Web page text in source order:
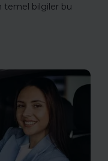
temel bilgiler bu